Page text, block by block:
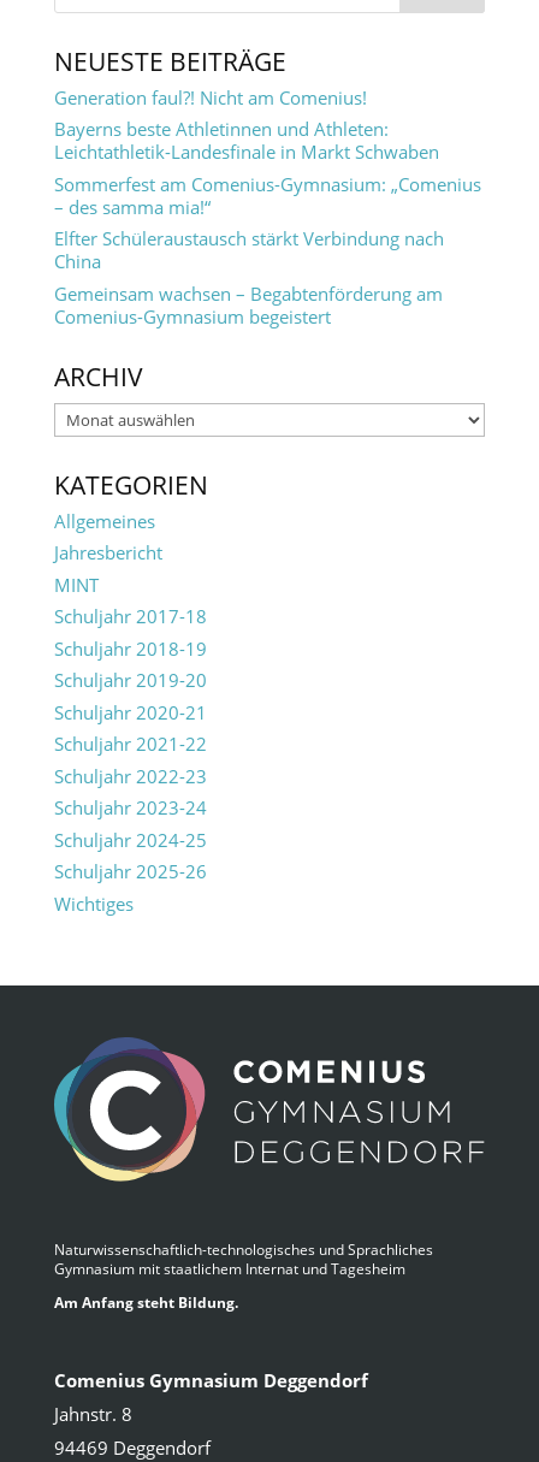
NEUESTE BEITRÄGE
Generation faul?! Nicht am Comenius!
Bayerns beste Athletinnen und Athleten:
Leichtathletik-Landesfinale in Markt Schwaben
Sommerfest am Comenius-Gymnasium: „Comenius
– des samma mia!“
Elfter Schüleraustausch stärkt Verbindung nach
China
Gemeinsam wachsen – Begabtenförderung am
Comenius-Gymnasium begeistert
ARCHIV
Archiv
KATEGORIEN
Allgemeines
Jahresbericht
MINT
Schuljahr 2017-18
Schuljahr 2018-19
Schuljahr 2019-20
Schuljahr 2020-21
Schuljahr 2021-22
Schuljahr 2022-23
Schuljahr 2023-24
Schuljahr 2024-25
Schuljahr 2025-26
Wichtiges
Naturwissenschaftlich-technologisches und Sprachliches
Gymnasium mit staatlichem Internat und Tagesheim
Am Anfang steht Bildung.
Comenius Gymnasium Deggendorf
Jahnstr. 8
94469 Deggendorf